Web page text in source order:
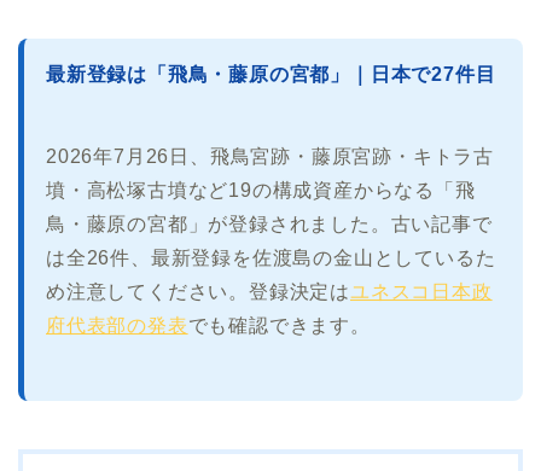
最新登録は「飛鳥・藤原の宮都」｜日本で27件目
2026年7月26日、飛鳥宮跡・藤原宮跡・キトラ古
墳・高松塚古墳など19の構成資産からなる「飛
鳥・藤原の宮都」が登録されました。古い記事で
は全26件、最新登録を佐渡島の金山としているた
め注意してください。登録決定はユネスコ日本政
府代表部の発表でも確認できます。